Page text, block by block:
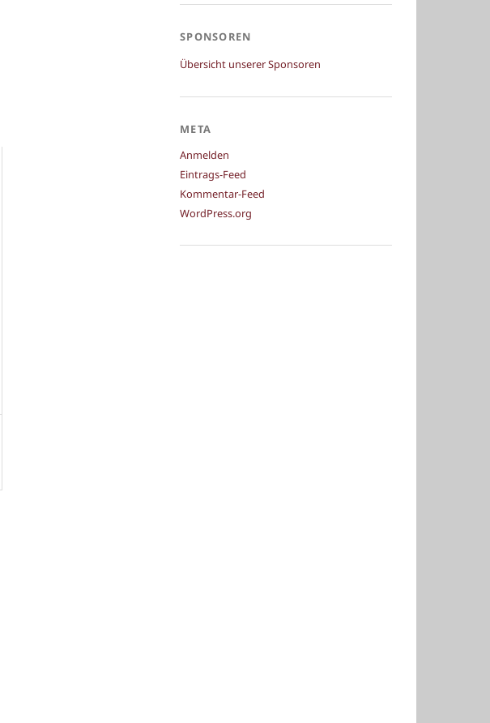
SPONSOREN
Übersicht unserer Sponsoren
META
Anmelden
Eintrags-Feed
Kommentar-Feed
WordPress.org